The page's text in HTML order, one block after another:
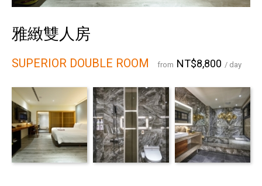
雅緻雙人房
SUPERIOR DOUBLE ROOM from NT$8,800 / day